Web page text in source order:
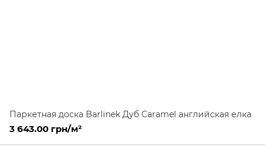
Паркетная доска Barlinek Дуб Caramel английская елка
3 643.00 грн/м²